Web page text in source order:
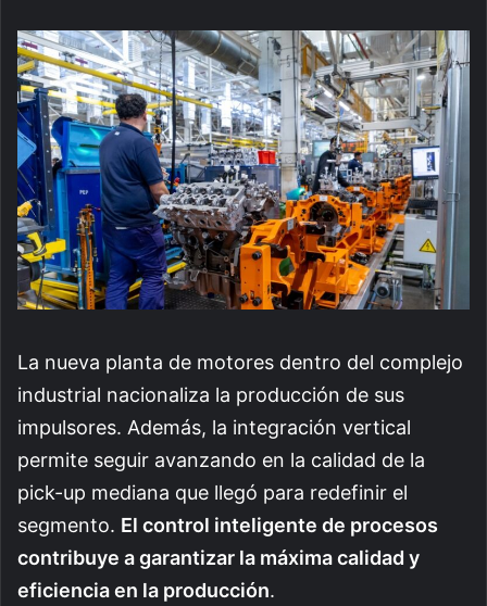
La nueva planta de motores dentro del complejo
industrial nacionaliza la producción de sus
impulsores. Además, la integración vertical
permite seguir avanzando en la calidad de la
pick-up mediana que llegó para redefinir el
segmento. El control inteligente de procesos
contribuye a garantizar la máxima calidad y
eficiencia en la producción.